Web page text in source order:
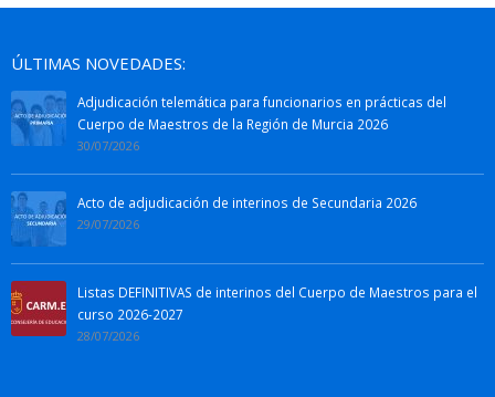
ÚLTIMAS NOVEDADES:
Adjudicación telemática para funcionarios en prácticas del
Cuerpo de Maestros de la Región de Murcia 2026
30/07/2026
Acto de adjudicación de interinos de Secundaria 2026
29/07/2026
Listas DEFINITIVAS de interinos del Cuerpo de Maestros para el
curso 2026-2027
28/07/2026